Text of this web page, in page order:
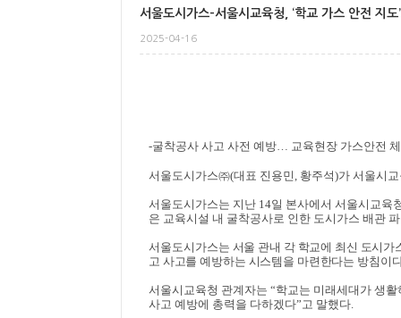
서울도시가스-서울시교육청, ‘학교 가스 안전 지도
2025-04-16
-굴착공사 사고 사전 예방… 교육현장 가스안전
서울도시가스㈜(대표 진용민, 황주석)가 서울시
서울도시가스는 지난 14일 본사에서 서울시교육
은 교육시설 내 굴착공사로 인한 도시가스 배관
서울도시가스는 서울 관내 각 학교에 최신 도시
고 사고를 예방하는 시스템을 마련한다는 방침이
서울시교육청 관계자는 “학교는 미래세대가 생
사고 예방에 총력을 다하겠다”고 말했다.